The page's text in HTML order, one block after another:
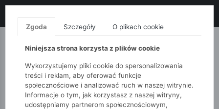
MONNARI QUIOSQUE
Zgoda Szczegóły O plikach cookie
Niniejsza strona korzysta z plików cookie
Wykorzystujemy pliki cookie do spersonalizowania
treści i reklam, aby oferować funkcje
społecznościowe i analizować ruch w naszej witrynie.
Informacje o tym, jak korzystasz z naszej witryny,
udostępniamy partnerom społecznościowym,